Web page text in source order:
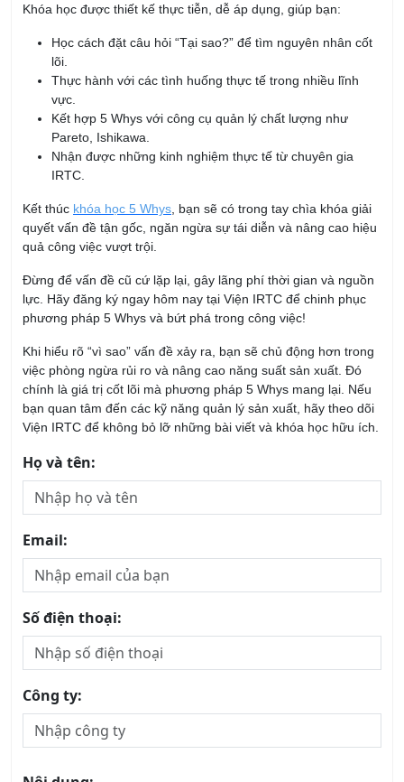
lõi.
Thực hành với các tình huống thực tế trong nhiều lĩnh
vực.
Kết hợp 5 Whys với công cụ quản lý chất lượng như
Nhận được những kinh nghiệm thực tế từ chuyên gia
IRTC.
Kết thúckhóa học 5 Whys, bạn sẽ có trong tay chìa khóa giải
quyết vấn đề tận gốc, ngăn ngừa sự tái diễn và nâng cao hiệu
quả công việc vượt trội.
Đừng để vấn đề cũ cứ lặp lại, gây lãng phí thời gian và nguồn
lực. Hãy đăng ký ngay hôm nay tại Viện IRTC để chinh phục
phương pháp 5 Whys và bứt phá trong công việc!
Khi hiểu rõ “vì sao” vấn đề xảy ra, bạn sẽ chủ động hơn trong
việc phòng ngừa rủi ro và nâng cao năng suất sản xuất. Đó
chính là giá trị cốt lõi mà phương pháp 5 Whys mang lại. Nếu
bạn quan tâm đến các kỹ năng quản lý sản xuất, hãy theo dõi
Viện IRTC để không bỏ lỡ những bài viết và khóa học hữu ích.
Họ và tên:
Email:
Số điện thoại:
Công ty:
Nội dung: